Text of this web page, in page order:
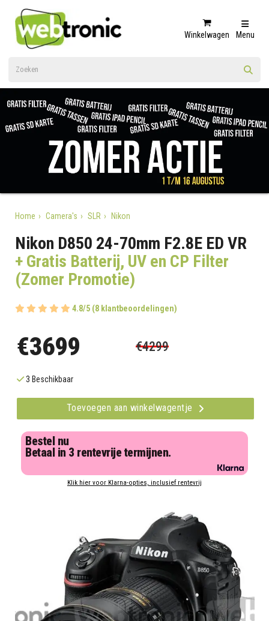
Winkelwagen Menu
Home Camera's SLR Nikon
Nikon D850 24-70mm F2.8E ED VR
+ Gratis Batterij, UV en CP Filter
(Zomer Promotie)
4.8/5 (8 klantbeoordelingen)
€3699 €4299
3 Beschikbaar
Toevoegen aan winkelwagentje
Bestel nu
Betaal in 3 rentevrije termijnen.
Klik hier voor Klarna-opties, inclusief rentevrij